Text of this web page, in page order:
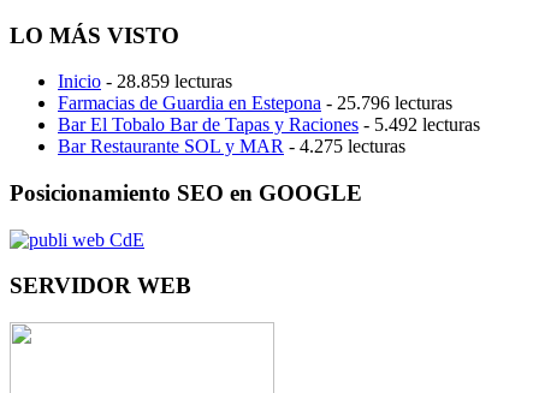
LO MÁS VISTO
Inicio - 28.859 lecturas
Farmacias de Guardia en Estepona - 25.796 lecturas
Bar El Tobalo Bar de Tapas y Raciones - 5.492 lecturas
Bar Restaurante SOL y MAR - 4.275 lecturas
Posicionamiento SEO en GOOGLE
SERVIDOR WEB